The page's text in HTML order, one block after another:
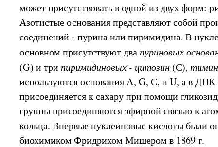
может присутствовать в одной из двух форм:
Азотистые основания представляют собой
соединений - пурина или пиримидина. В
основном присутствуют двапуриновых
(G) и трипиримидиновых - цитозин (С),
используются основания A, G, С, и U, а в
присоединяется к сахару при помощи
группы присоединяются эфирной связью к
кольца. Впервые нуклеиновые кислоты были
биохимиком Фридрихом Мишером в 1869 г.